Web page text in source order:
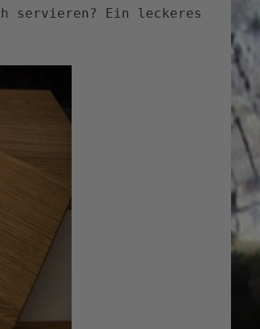
servieren? Ein leckeres